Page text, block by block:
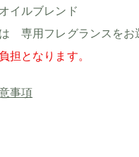
イルブレンド
専用フレグランスをお
担となります。
事項